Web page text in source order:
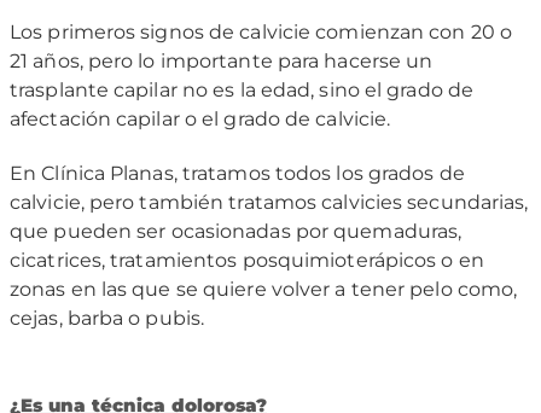
Los primeros signos de calvicie comienzan con 20 o
21 años, pero lo importante para hacerse un
trasplante capilar no es la edad, sino el grado de
afectación capilar o el grado de calvicie.
En Clínica Planas, tratamos todos los grados de
calvicie, pero también tratamos calvicies secundarias,
que pueden ser ocasionadas por quemaduras,
cicatrices, tratamientos posquimioterápicos o en
zonas en las que se quiere volver a tener pelo como,
cejas, barba o pubis.
¿Es una técnica dolorosa?